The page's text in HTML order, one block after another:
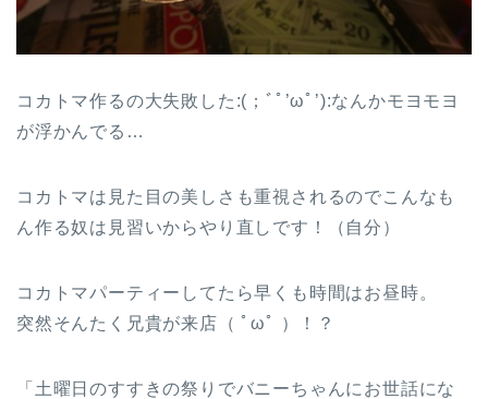
コカトマ作るの大失敗した:(；ﾞﾟ’ωﾟ’):なんかモヨモヨ
が浮かんでる…
コカトマは見た目の美しさも重視されるのでこんなも
ん作る奴は見習いからやり直しです！（自分）
コカトマパーティーしてたら早くも時間はお昼時。
突然そんたく兄貴が来店（ ﾟωﾟ ）！？
「土曜日のすすきの祭りでバニーちゃんにお世話にな